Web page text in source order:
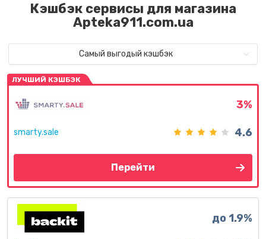
Кэшбэк сервисы для магазина
Apteka911.com.ua
Самый выгодый кэшбэк
ЛУЧШИЙ КЭШБЭК
smarty.sale
3%
4.6
Перейти
до 1.9%